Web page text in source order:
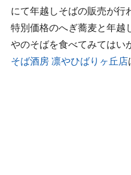
にて年越しそばの販売が行
特別価格のへぎ蕎麦と年越
やのそばを食べてみてはい
そば酒房 凛やひばりヶ丘店